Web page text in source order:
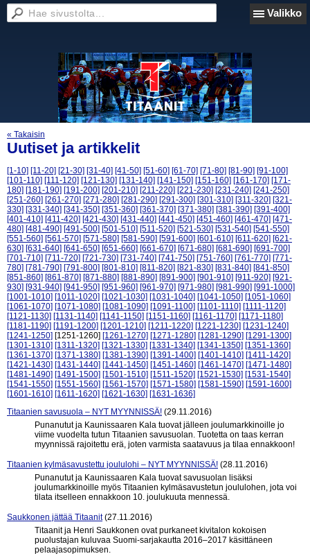
Valikko
« Takaisin
Uutiset ja artikkelit
[1-10] [11-20] [21-30] [31-40] [41-50] [51-60] [61-70] [71-80] [81-90] [91-100]
[101-110] [111-120] [121-130] [131-140] [141-150] [151-160] [161-170] [171-
180] [181-190] [191-200] [201-210] [211-220] [221-230] [231-240] [241-250]
[251-260] [261-270] [271-280] [281-290] [291-300] [301-310] [311-320] [321-
330] [331-340] [341-350] [351-360] [361-370] [371-380] [381-390] [391-400]
[401-410] [411-420] [421-430] [431-440] [441-450] [451-460] [461-470] [471-
480] [481-490] [491-500] [501-510] [511-520] [521-530] [531-540] [541-550]
[551-560] [561-570] [571-580] [581-590] [591-600] [601-610] [611-620] [621-
630] [631-640] [641-650] [651-660] [661-670] [671-680] [681-690] [691-700]
[701-710] [711-720] [721-730] [731-740] [741-750] [751-760] [761-770] [771-
780] [781-790] [791-800] [801-810] [811-820] [821-830] [831-840] [841-850]
[851-860] [861-870] [871-880] [881-890] [891-900] [901-910] [911-920] [921-
930] [931-940] [941-950] [951-960] [961-970] [971-980] [981-990] [991-1000]
[1001-1010] [1011-1020] [1021-1030] [1031-1040] [1041-1050] [1051-1060]
[1061-1070] [1071-1080] [1081-1090] [1091-1100] [1101-1110] [1111-1120]
[1121-1130] [1131-1140] [1141-1150] [1151-1160] [1161-1170] [1171-1180]
[1181-1190] [1191-1200] [1201-1210] [1211-1220] [1221-1230] [1231-1240]
[1241-1250] [1251-1260] [1261-1270] [1271-1280] [1281-1290] [1291-1300]
[1301-1310] [1311-1320] [1321-1330] [1331-1340] [1341-1350] [1351-1360]
[1361-1370] [1371-1380] [1381-1390] [1391-1400] [1401-1410] [1411-1420]
[1421-1430] [1431-1440] [1441-1450] [1451-1460] [1461-1470] [1471-1480]
[1481-1490] [1491-1500] [1501-1510] [1511-1520] [1521-1530] [1531-1540]
[1541-1550] [1551-1560] [1561-1570] [1571-1580] [1581-1590] [1591-1600]
[1601-1610] [1611-1620] [1621-1630] [1631-1636]
Titaanien savusuola – NYT MYYNNISSÄ! (29.11.2016)
Punanutut ja Kaunissaaren Kala tuovat jälleen joulumarkkinoille jo
viime vuodelta tutun Titaanien savusuolan. Tuotetta on taas kerran
myynnissä rajoitettu erä, joten varmista saatavuus ja tilaa ennakkoon!
Titaanien kylmäsavustettu joululohi – NYT MYYNNISSÄ! (28.11.2016)
Punanutut ja Kaunissaaren Kala tuovat savusuolan lisäksi
joulumarkkinoille myös Titaanien kylmäsavustetun joululohen, jota voi
tilata itselleen ennakkoon 10. joulukuuta mennessä.
Saukkonen jättää Titaanit (27.11.2016)
Titaanit ja Henri Saukkonen ovat purkaneet kivitalon kokoisen
puolustajan kuluvaa Suomi-sarjakautta 2016–2017 käsittäneen
pelaajasopimuksen.